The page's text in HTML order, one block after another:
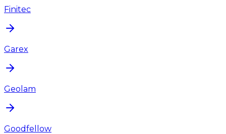
Finitec
Garex
Geolam
Goodfellow